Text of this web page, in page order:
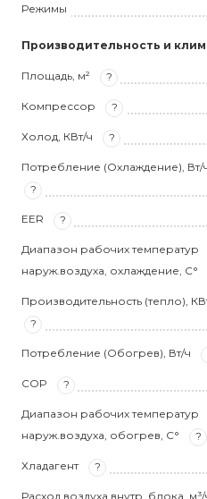
Режимы
Производительность и
Площадь, м² ?
Компрессор ?
Холод, КВт/ч ?
Потребление (Охлаждение), Вт/
?
EER ?
Диапазон рабочих температур
наруж.воздуха, охлаждение, С°
Производительность (тепло),
?
Потребление (Обогрев), Вт/ч
COP ?
Диапазон рабочих температур
наруж.воздуха, обогрев, С°
?
Хладагент ?
Расход воздуха внутр. блока, м³/